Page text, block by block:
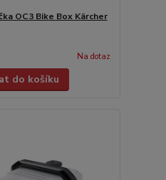
OC3 Bike Box Kärcher
Na dotaz
do košíku